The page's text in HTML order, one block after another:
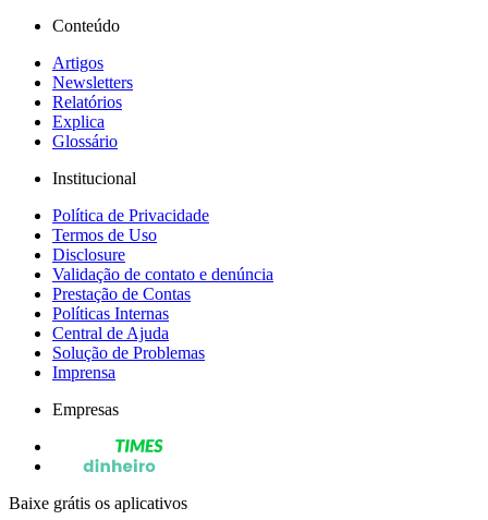
Conteúdo
Artigos
Newsletters
Relatórios
Explica
Glossário
Institucional
Política de Privacidade
Termos de Uso
Disclosure
Validação de contato e denúncia
Prestação de Contas
Políticas Internas
Central de Ajuda
Solução de Problemas
Imprensa
Empresas
Baixe grátis os aplicativos